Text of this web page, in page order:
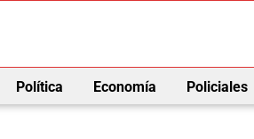
Política Economía Policiales